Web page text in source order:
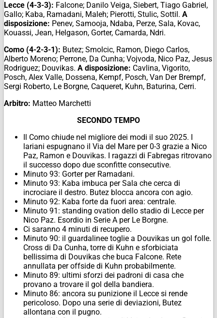
Lecce (4-3-3): Falcone; Danilo Veiga, Siebert, Tiago Gabriel,
Gallo; Kaba, Ramadani, Maleh; Pierotti, Stulic, Sottil. A
disposizione: Penev, Samooja, Ndaba, Perze, Sala, Kovac,
Kouassi, Jean, Helgason, Gorter, Camarda, Ndri.
Como (4-2-3-1): Butez; Smolcic, Ramon, Diego Carlos,
Alberto Moreno; Perrone, Da Cunha; Vojvoda, Nico Paz, Jesus
Rodriguez; Douvikas. A disposizione: Cavlina, Vigorito,
Posch, Alex Valle, Dossena, Kempf, Posch, Van Der Brempf,
Sergi Roberto, Le Borgne, Caqueret, Kuhn, Baturina, Cerri.
Arbitro: Matteo Marchetti
SECONDO TEMPO
Il Como chiude nel migliore dei modi il suo 2025. I
lariani espugnano il Via del Mare per 0-3 grazie a Nico
Paz, Ramon e Douvikas. I ragazzi di Fabregas ritrovano
il successo dopo due sconfitte consecutive.
Minuto 93: Gorter per Ramadani.
Minuto 93: Kaba imbuca per Sala che cerca di
incrociare il destro. Butez blocca ancora con agio.
Minuto 92: Kaba forte da fuori area: centrale.
Minuto 91: standing ovation dello stadio di Lecce per
Nico Paz. Esordio in Serie A per Le Borgne.
Ci saranno 4 minuti di recupero.
Minuto 90: il guardalinee toglie a Douvikas un gol folle.
Cross di Da Cunha, torre di Kuhn e sforbiciata
bellissima di Douvikas che buca Falcone. Rete
annullata per offside di Kuhn probabilmente.
Minuto 89: ultimi sforzi dei padroni di casa che
provano a trovare il gol della bandiera.
Minuto 86: ancora su punizione il Lecce si rende
pericoloso. Dopo una serie di deviazioni, Butez
allontana con il pugno.